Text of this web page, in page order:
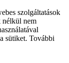
szolgáltatások
nélkül nem
sütiket. További